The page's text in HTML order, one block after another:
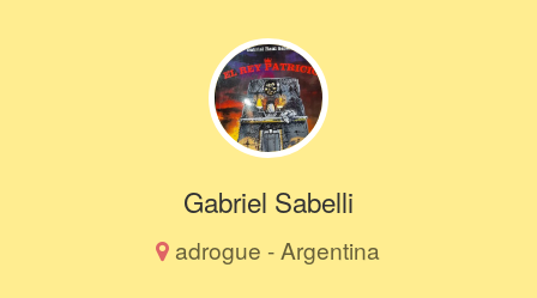
Gabriel Sabelli
adrogue - Argentina